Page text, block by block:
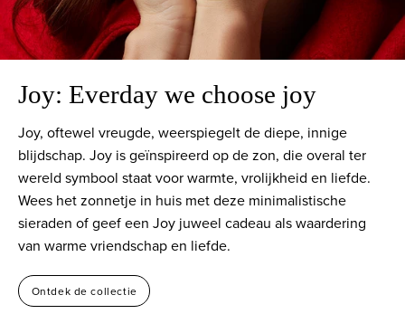
Joy: Everday we choose joy
Joy, oftewel vreugde, weerspiegelt de diepe, innige
blijdschap. Joy is geïnspireerd op de zon, die overal ter
wereld symbool staat voor warmte, vrolijkheid en liefde.
Wees het zonnetje in huis met deze minimalistische
sieraden of geef een Joy juweel cadeau als waardering
van warme vriendschap en liefde.
Ontdek de collectie